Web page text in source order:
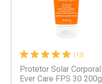
(12)
Protetor Solar Corporal
Ever Care FPS 30 200g